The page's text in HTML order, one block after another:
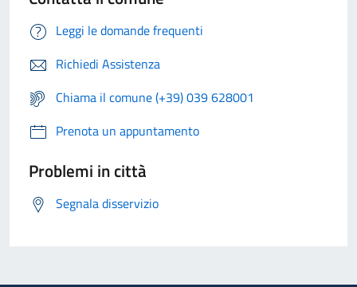
Leggi le domande frequenti
Richiedi Assistenza
Chiama il comune (+39) 039 628001
Prenota un appuntamento
Problemi in città
Segnala disservizio